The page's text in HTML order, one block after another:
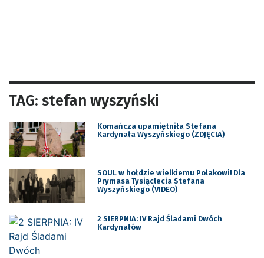
TAG: stefan wyszyński
Komańcza upamiętniła Stefana
Kardynała Wyszyńskiego (ZDJĘCIA)
SOUL w hołdzie wielkiemu Polakowi! Dla
Prymasa Tysiąclecia Stefana
Wyszyńskiego (VIDEO)
2 SIERPNIA: IV Rajd Śladami Dwóch
Kardynałów